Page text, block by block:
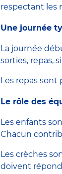
respectant les
Une journée
La journée
sorties, repas,
Les repas sont
Le rôle des
Les enfants
Chacun
Les crèches
doivent